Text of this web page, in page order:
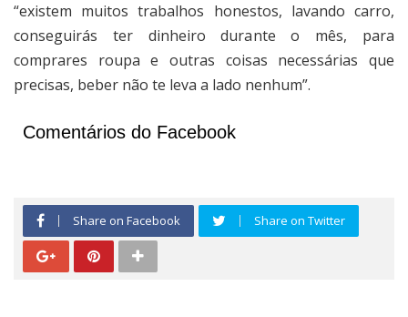
“existem muitos trabalhos honestos, lavando carro,
conseguirás ter dinheiro durante o mês, para
comprares roupa e outras coisas necessárias que
precisas, beber não te leva a lado nenhum”.
Comentários do Facebook
Share on Facebook Share on Twitter